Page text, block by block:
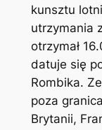
kunsztu
utrzymania
otrzymał
datuje się
Rombika.
poza
Brytanii,